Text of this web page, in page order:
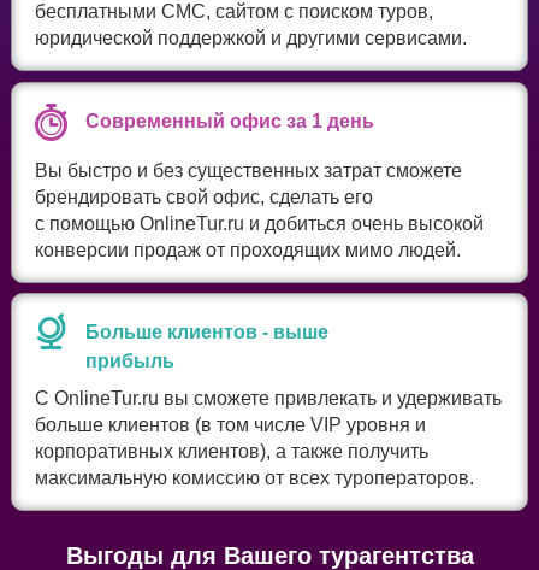
бесплатными СМС, сайтом с поиском туров,
юридической поддержкой и другими сервисами.
Современный офис за 1 день
Вы быстро и без существенных затрат сможете
брендировать свой офис, сделать его
с помощью OnlineTur.ru и добиться очень высокой
конверсии продаж от проходящих мимо людей.
Больше клиентов - выше
прибыль
С OnlineTur.ru вы сможете привлекать и удерживать
больше клиентов (в том числе VIP уровня и
корпоративных клиентов), а также получить
максимальную комиссию от всех туроператоров.
Выгоды для Вашего турагентства